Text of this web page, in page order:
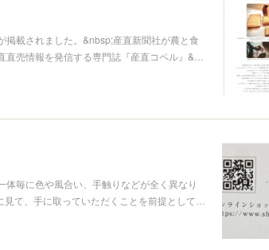
掲載されました。&nbsp;産直新聞社が農と食
売情報を発信する専門誌『産直コペル』&…
毎に色や風合い、手触りなどが全く異なり
て、手に取っていただくことを前提として…